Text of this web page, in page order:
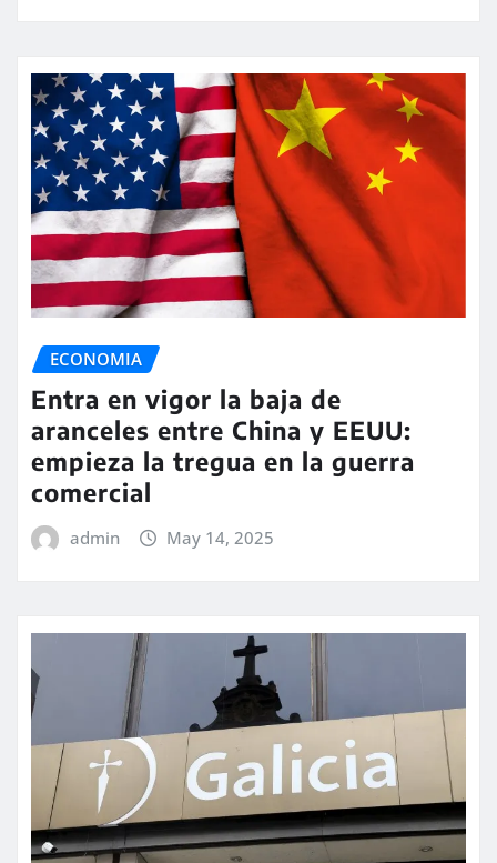
ECONOMIA
Entra en vigor la baja de
aranceles entre China y EEUU:
empieza la tregua en la guerra
comercial
admin May 14, 2025